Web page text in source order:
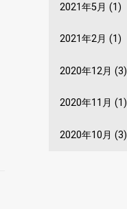
2021年5月 (1)
2021年2月 (1)
2020年12月 (3)
2020年11月 (1)
2020年10月 (3)